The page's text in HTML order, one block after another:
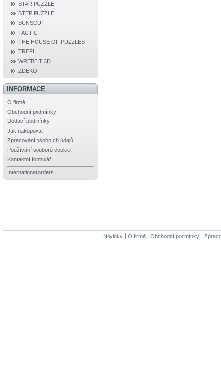
STAR PUZZLE
STEP PUZZLE
SUNSOUT
TACTIC
THE HOUSE OF PUZZLES
TREFL
WREBBIT 3D
ZDEKO
INFORMACE
O firmě
Obchodní podmínky
Dodací podmínky
Jak nakupovat
Zpracování osobních údajů
Používání souborů cookie
Kontaktní formulář
International orders
Novinky O firmě Obchodní podmínky